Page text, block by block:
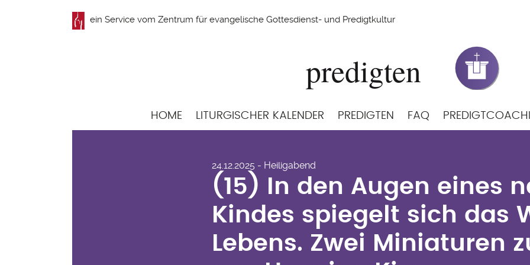
ein Service vom Zentrum für evangelische Gottesdienst- und Predigtkultur
Hauptnavigation
HOME LITURGISCHER KALENDER PREDIGTEN FAQ
Kindes spiegelt sich das
Lebens. Zwei Miniaturen
von Henning Kiene
24.12.2025 - Heiligabend
(15) In den Augen eines
Kindes spiegelt sich das
Lebens. Zwei Miniaturen